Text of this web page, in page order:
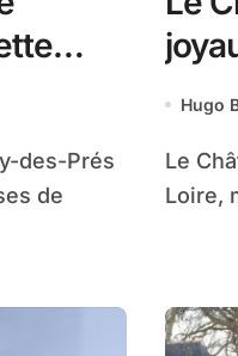
de
Loire
Hugo
Le Château de Talcy, perdu dans le Val de
Loire,